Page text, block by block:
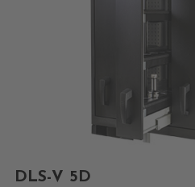
DLS-V 5D